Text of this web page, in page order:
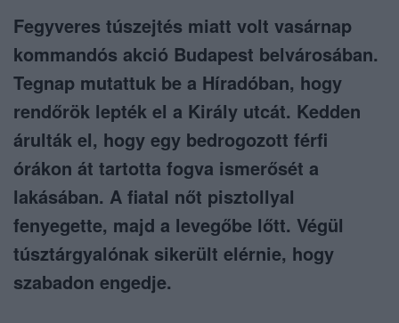
Fegyveres túszejtés miatt volt vasárnap
kommandós akció Budapest belvárosában.
Tegnap mutattuk be a Híradóban, hogy
rendőrök lepték el a Király utcát. Kedden
árulták el, hogy egy bedrogozott férfi
órákon át tartotta fogva ismerősét a
lakásában. A fiatal nőt pisztollyal
fenyegette, majd a levegőbe lőtt. Végül
túsztárgyalónak sikerült elérnie, hogy
szabadon engedje.